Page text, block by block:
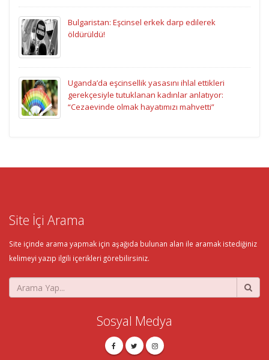
Bulgaristan: Eşcinsel erkek darp edilerek
öldürüldü!
Uganda’da eşcinsellik yasasını ihlal ettikleri
gerekçesiyle tutuklanan kadınlar anlatıyor:
“Cezaevinde olmak hayatımızı mahvetti”
Site İçi Arama
Site içinde arama yapmak için aşağıda bulunan alan ile aramak istediğiniz
kelimeyi yazıp ilgili içerikleri görebilirsiniz.
Sosyal Medya